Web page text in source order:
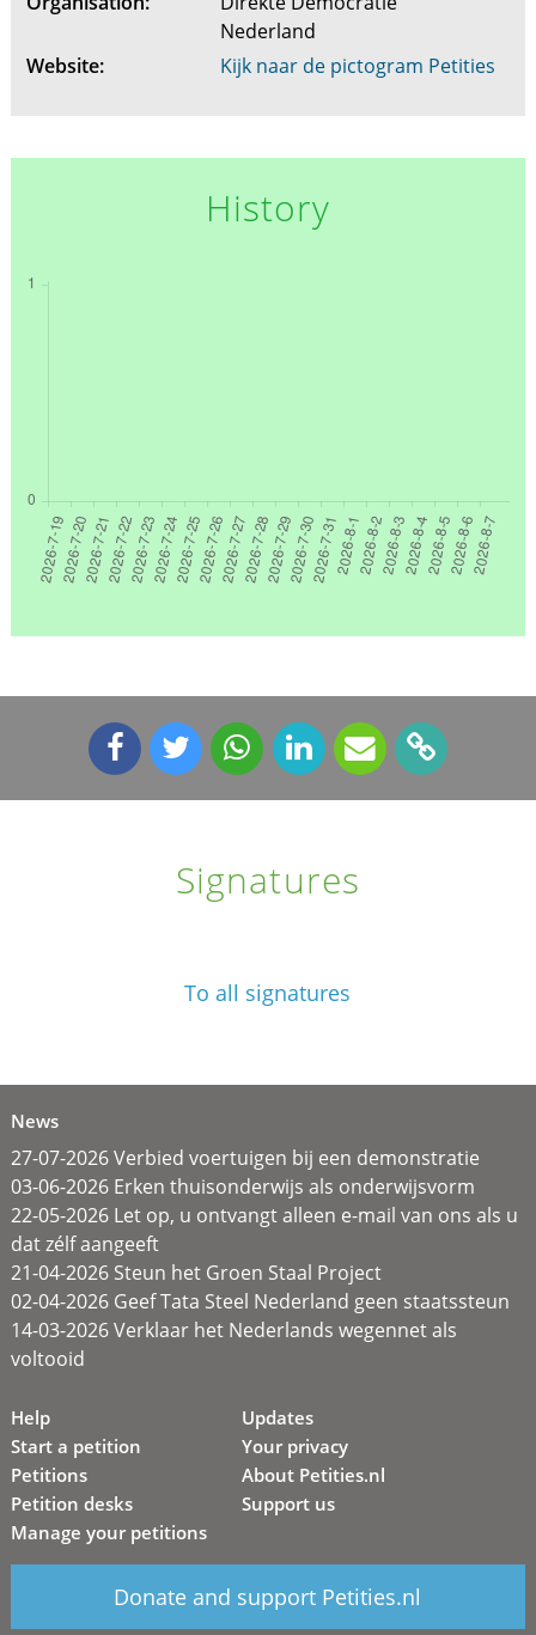
Nederland
Website:
Kijk naar de pictogram Petities
History
Signatures
To all signatures
News
27-07-2026 Verbied voertuigen bij een demonstratie
03-06-2026 Erken thuisonderwijs als onderwijsvorm
22-05-2026 Let op, u ontvangt alleen e-mail van ons als u
dat zélf aangeeft
21-04-2026 Steun het Groen Staal Project
02-04-2026 Geef Tata Steel Nederland geen staatssteun
14-03-2026 Verklaar het Nederlands wegennet als
voltooid
Help
Start a petition
Petitions
Petition desks
Manage your petitions
Updates
Your privacy
About Petities.nl
Support us
Donate and support Petities.nl